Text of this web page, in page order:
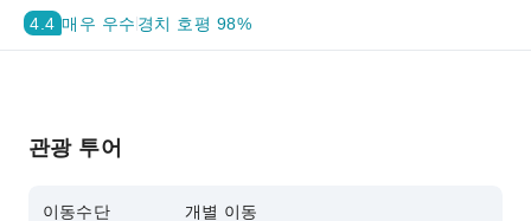
야경 감상과 황푸강 양안의 명소를 한눈에 즐기세
요.
4.4 매우 우수경치 호평 98%
관광 투어
이동수단 개별 이동